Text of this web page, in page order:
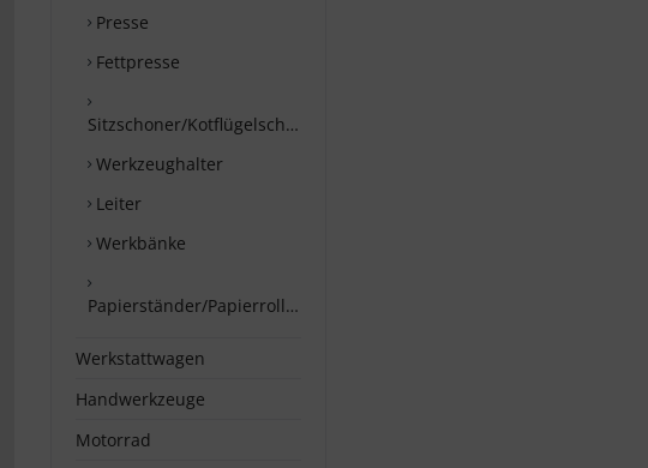
Presse
Fettpresse
Sitzschoner/Kotflügelschoner
Werkzeughalter
Leiter
Werkbänke
Papierständer/Papierrollenhalter
Werkstattwagen
Handwerkzeuge
Motorrad